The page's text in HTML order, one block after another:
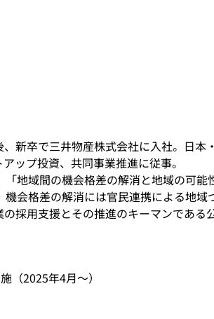
新卒で三井物産株式会社に入社。日本
ップ投資、共同事業推進に従事。
地域間の機会格差の解消と地域の可能
会格差の解消には官民連携による地域
採用支援とその推進のキーマンである
（2025年4月～）